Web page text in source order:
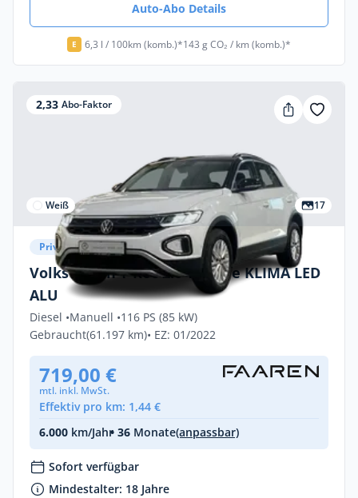
Auto-Abo Details
E 6,3 l / 100km (komb.)*143 g CO₂ / km (komb.)*
2,33 Abo-Faktor
Weiß 17
Privat & Gewerbe
Volkswagen T-Roc 2.0 TDI Life KLIMA LED
ALU
Diesel •Manuell •116 PS (85 kW)
Gebraucht(61.197 km)• EZ: 01/2022
719,00 €
mtl. inkl. MwSt.
Effektiv pro km: 1,44 €
6.000 km/Jahr• 36 Monate(anpassbar)
Sofort verfügbar
Mindestalter: 18 Jahre